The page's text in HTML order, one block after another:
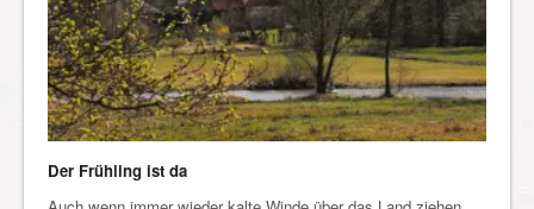
Der Frühling ist da